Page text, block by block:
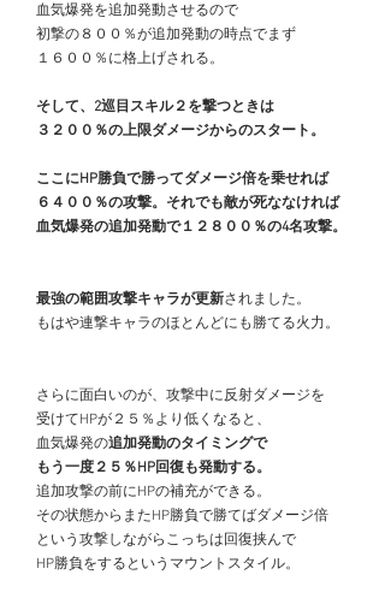
血気爆発を追加発動させるので
初撃の８００％が追加発動の時点でまず
１６００％に格上げされる。
そして、2巡目スキル２を撃つときは
３２００％の上限ダメージからのスタート。
ここにHP勝負で勝ってダメージ倍を乗せれば
６４００％の攻撃。それでも敵が死ななければ
血気爆発の追加発動で１２８００％の4名攻撃。
最強の範囲攻撃キャラが更新されました。
もはや連撃キャラのほとんどにも勝てる火力。
さらに面白いのが、攻撃中に反射ダメージを
受けてHPが２５％より低くなると、
血気爆発の追加発動のタイミングで
もう一度２５％HP回復も発動する。
追加攻撃の前にHPの補充ができる。
その状態からまたHP勝負で勝てばダメージ倍
という攻撃しながらこっちは回復挟んで
HP勝負をするというマウントスタイル。